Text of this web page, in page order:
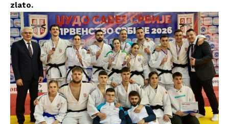
zlato.